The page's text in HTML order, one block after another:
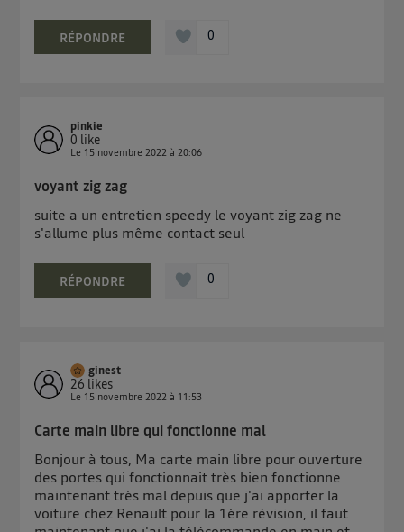
RÉPONDRE 0
pinkie
0 like
Le 15 novembre 2022 à20:06
voyant zig zag
suite a un entretien speedy le voyant zig zag ne
s'allume plus même contact seul
RÉPONDRE 0
ginest
26 likes
Le 15 novembre 2022 à 11:53
Carte main libre qui fonctionne mal
Bonjour à tous, Ma carte main libre pour ouverture
des portes qui fonctionnait très bien fonctionne
maintenant très mal depuis que j'ai apporter la
voiture chez Renault pour la 1ère révision, il faut